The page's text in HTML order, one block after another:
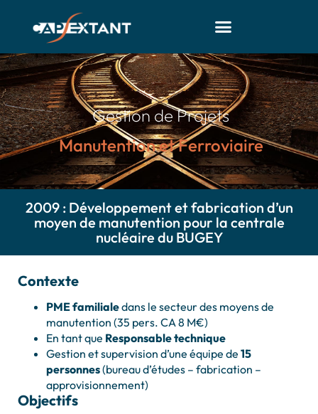
Gestion de Projets
Manutention et Ferroviaire
2009 : Développement et fabrication d’un
moyen de manutention pour la centrale
nucléaire du BUGEY
Contexte
PME familialedans le secteur des moyens de
manutention (35 pers. CA 8 M€)
En tant que Responsable technique
Gestion et supervision d’une équipe de 15
personnes(bureau d’études – fabrication –
approvisionnement)
Objectifs